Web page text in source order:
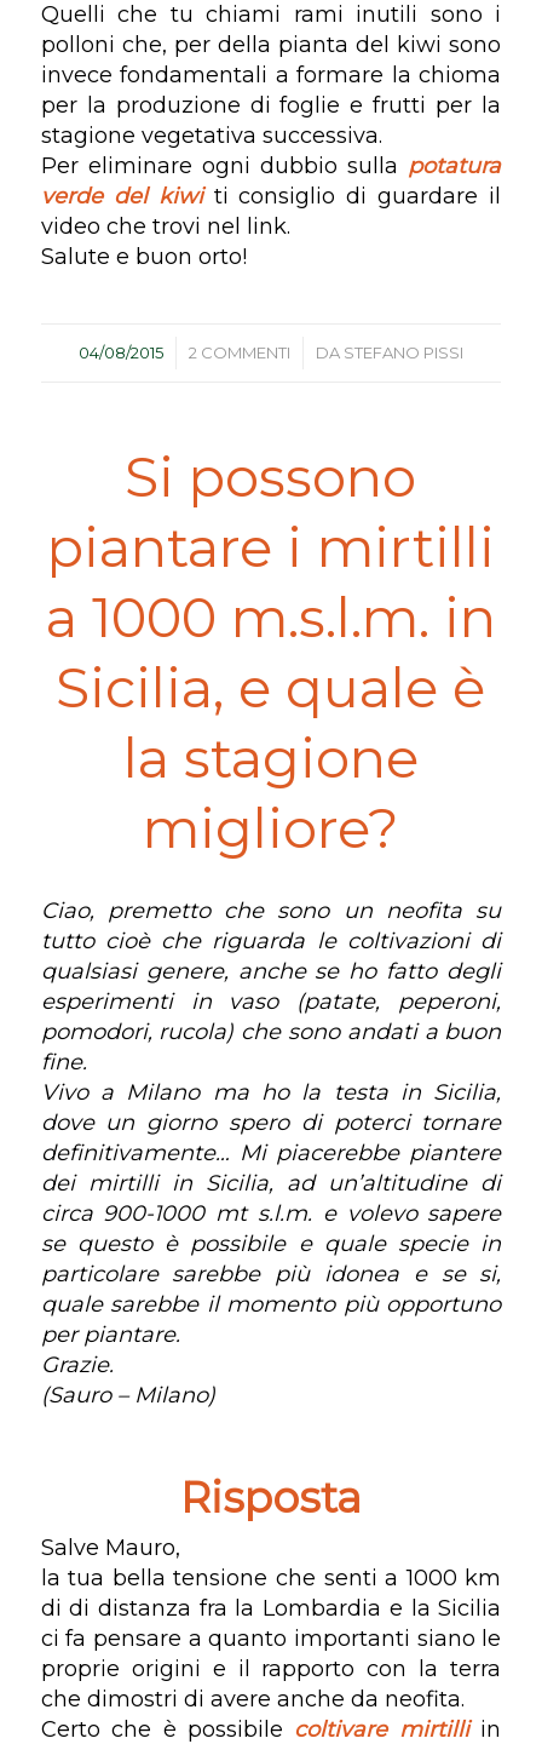
Quelli che tu chiami rami inutili sono i
polloni che, per della pianta del kiwi sono
invece fondamentali a formare la chioma
per la produzione di foglie e frutti per la
stagione vegetativa successiva.
Per eliminare ogni dubbio sulla potatura
verde del kiwiti consiglio di guardare il
video che trovi nel link.
Salute e buon orto!
04/08/2015
/ 2 COMMENTI
/ DA STEFANO PISSI
Si possono
piantare i mirtilli
a 1000 m.s.l.m. in
Sicilia, e quale è
la stagione
migliore?
Ciao, premetto che sono un neofita su
tutto cioè che riguarda le coltivazioni di
qualsiasi genere, anche se ho fatto degli
esperimenti in vaso (patate, peperoni,
pomodori, rucola) che sono andati a buon
fine.
Vivo a Milano ma ho la testa in Sicilia,
dove un giorno spero di poterci tornare
definitivamente… Mi piacerebbe piantere
dei mirtilli in Sicilia, ad un’altitudine di
circa 900-1000 mt s.l.m. e volevo sapere
se questo è possibile e quale specie in
particolare sarebbe più idonea e se si,
quale sarebbe il momento più opportuno
per piantare.
Grazie.
(Sauro – Milano)
Risposta
Salve Mauro,
la tua bella tensione che senti a 1000 km
di di distanza fra la Lombardia e la Sicilia
ci fa pensare a quanto importanti siano le
proprie origini e il rapporto con la terra
che dimostri di avere anche da neofita.
Certo che è possibile coltivare mirtilliin